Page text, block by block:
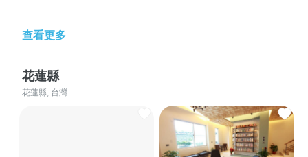
查看更多
花蓮縣
花蓮縣, 台灣